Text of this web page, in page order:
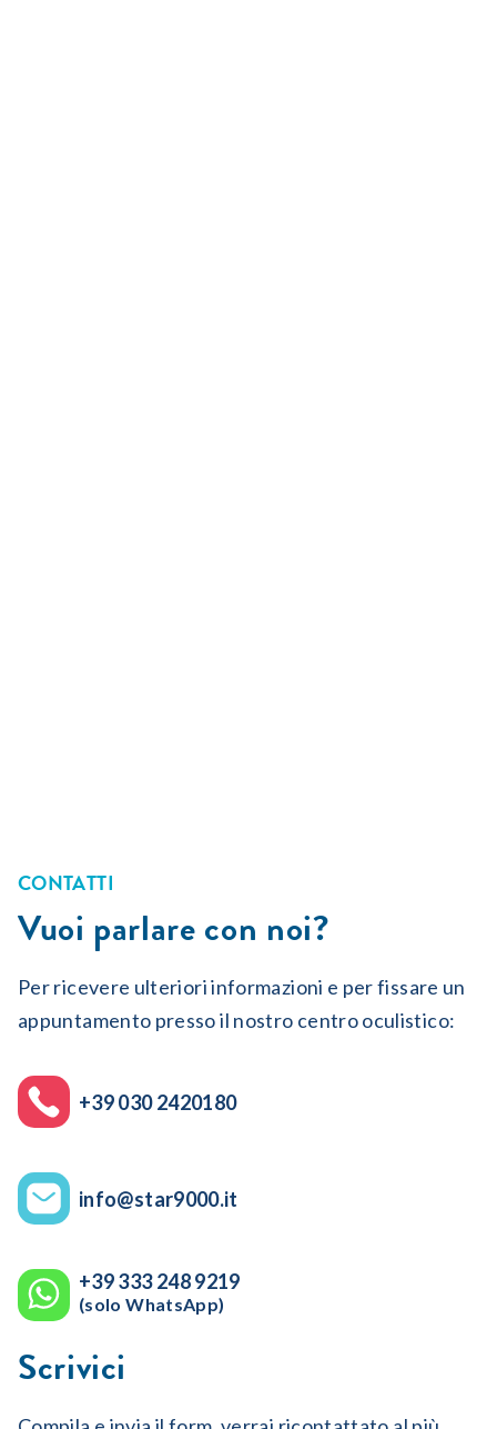
CONTATTI
Vuoi parlare con noi?
Per ricevere ulteriori informazioni e per fissare un
appuntamento presso il nostro centro oculistico:
+39 030 2420180
info@star9000.it
+39 333 248 9219
(solo WhatsApp)
Scrivici